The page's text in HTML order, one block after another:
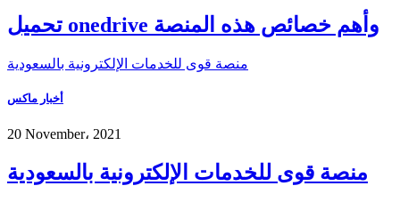
تحميل onedrive وأهم خصائص هذه المنصة
منصة قوى للخدمات الإلكترونية بالسعودية
أخبار ماكس
20 November، 2021
منصة قوى للخدمات الإلكترونية بالسعودية